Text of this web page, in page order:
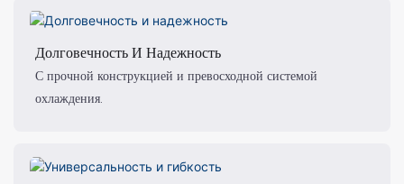
Долговечность И Надежность
С прочной конструкцией и превосходной системой
охлаждения.